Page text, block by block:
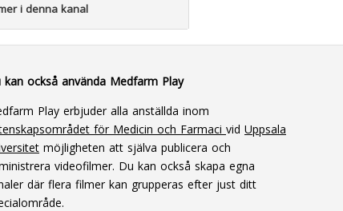
i denna kanal
kan också använda Medfarm Play
Play erbjuder alla anställda inom
för Medicin och Farmaci vid Uppsala
möjligheten att själva publicera och
videofilmer. Du kan också skapa egna
där flera filmer kan grupperas efter just ditt